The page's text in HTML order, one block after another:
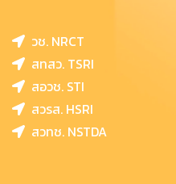
วช. NRCT
สทสว. TSRI
สอวช. STI
สวรส. HSRI
สวทช. NSTDA